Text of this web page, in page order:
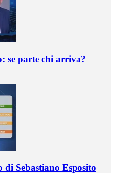
se parte chi arriva?
di Sebastiano Esposito